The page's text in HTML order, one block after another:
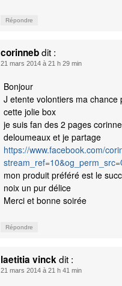
Répondre
corinnebdit :
21 mars 2014 à 21 h 29 min
Bonjour
J etente volontiers ma chance
cette jolie box
je suis fan des 2 pages corinne
deloumeaux et je partage
https://www.facebook.com/
mon produit préféré est le
noix un pur délice
Merci et bonne soirée
Répondre
laetitia vinckdit :
21 mars 2014 à 21 h 41 min